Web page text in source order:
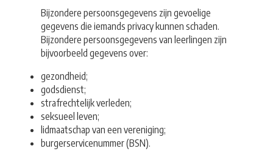
Bijzondere persoonsgegevens zijn gevoelige
gegevens die iemands privacy kunnen schaden.
Bijzondere persoonsgegevens van leerlingen zijn
bijvoorbeeld gegevens over:
gezondheid;
godsdienst;
strafrechtelijk verleden;
seksueel leven;
lidmaatschap van een vereniging;
burgerservicenummer (BSN).